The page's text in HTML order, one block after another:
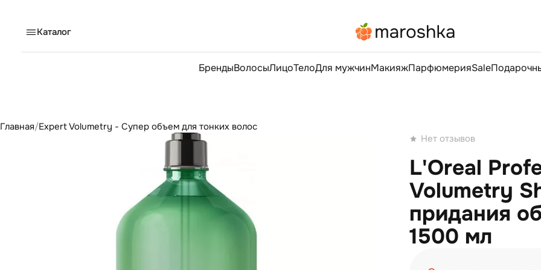
Каталог
БрендыВолосыЛицоТелоДля мужчинМакияжПарфюмерияSale
Главная/Expert Volumetry - Супер объем для тонких волос
Нет отзывов
L'Oreal
Volumetry
придания
1500 мл